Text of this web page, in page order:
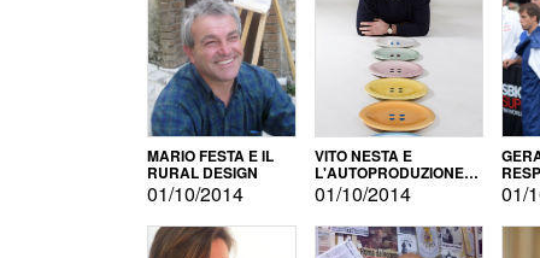
MARIO FESTA E IL
RURAL DESIGN
01/10/2014
VITO NESTA E
L'AUTOPRODUZIONE
COME RECUPERO DEI
SIMBOLI
01/10/2014 01/